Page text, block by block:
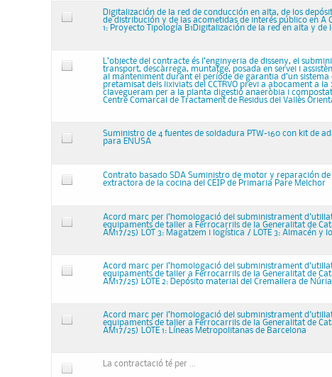
Digitalización de la red de conducción en alta, de los
de distribución y de las acometidas de interés público en A
1: Proyecto Tipología B1Digitalización de la red en alta y de
L’objecte del contracte és l’enginyeria de disseny, el
transport, descàrrega, muntatge, posada en servei i
al manteniment durant el període de garantia d’un sistema
pretamisat dels lixiviats del CCTRVO previ a abocament a la
clavegueram per a la planta digestió anaeròbia i
Centre Comarcal de Tractament de Residus del Vallès
Suministro de 4 fuentes de soldadura PTW-160 con kit de
para ENUSA
Contrato basado SDA Suministro de motor y reparación
extractora de la cocina del CEIP de Primaria Pare Melchor
Acord marc per l’homologació del subministrament
equipaments de taller a Ferrocarrils de la Generalitat de
AM17/25) LOT 3: Magatzem i logística / LOTE 3: Almacén y
Acord marc per l’homologació del subministrament
equipaments de taller a Ferrocarrils de la Generalitat de
AM17/25) LOTE 2: Depósito material del Cremallera de Núria
Acord marc per l’homologació del subministrament
equipaments de taller a Ferrocarrils de la Generalitat de
AM17/25) LOTE 1: Líneas Metropolitanas de Barcelona
La contractació té per ...